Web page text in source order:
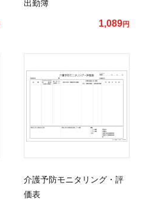
出勤簿
1,089円
介護予防モニタリング・評
価表